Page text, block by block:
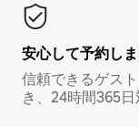
安心して予約し
信頼できるゲス
き、24時間365日